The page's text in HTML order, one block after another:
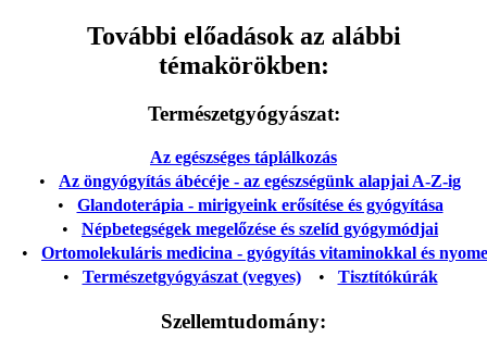
További előadások az alábbi
témakörökben:
Természetgyógyászat:
Az egészséges táplálkozás
• Az öngyógyítás ábécéje - az egészségünk alapjai A-Z-ig
• Glandoterápia - mirigyeink erősítése és gyógyítása
• Népbetegségek megelőzése és szelíd gyógymódjai
• Ortomolekuláris medicina - gyógyítás vitaminokkal és
• Természetgyógyászat (vegyes)• Tisztítókúrák
Szellemtudomány: